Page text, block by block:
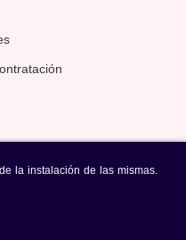
la instalación de las mismas.